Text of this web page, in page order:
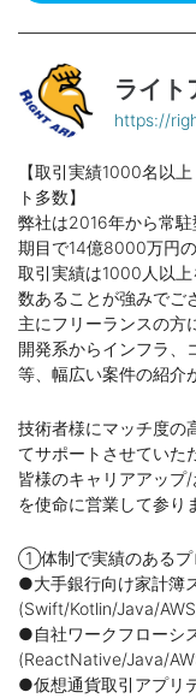
ライト
https://
【取引実績1000名以
ト多数】
弊社は2016年から常
期目で14億8000万円の
取引実績は1000人以
数あることが強みでご
主にフリーランスの方
開発系からインフラ、
等、幅広い案件の紹介
技術者様にマッチ度の
てサポートさせていた
皆様のキャリアアップ
を使命に営業して参り
①体制で実績のあるプ
●大手銀行向け家計簿
(Swift/Kotlin/Java/
●自社ワークフローシ
(ReactNative/Java/
●仮想通貨取引アプリ